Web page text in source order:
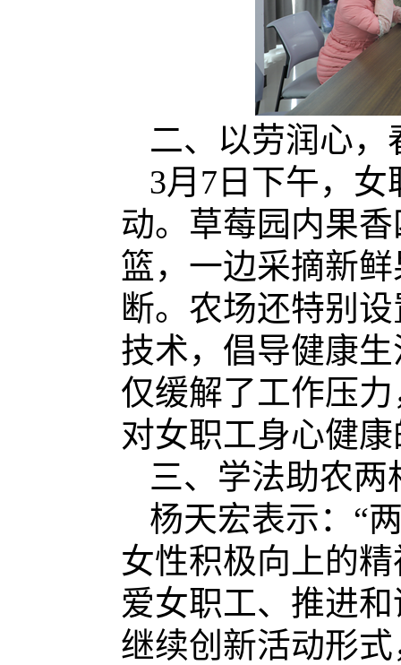
二、 以劳润心，
3月7日下午，
动。草莓园内果
篮，一边采摘新
断。农场还特别
技术，倡导健康
仅缓解了工作压
对女职工身心健
三、 学法助农两
杨天宏表示： “
女性积极向上的
爱女职工、推进
继续创新活动形